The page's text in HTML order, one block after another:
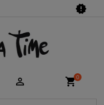
new_releases
 shopping_cart0